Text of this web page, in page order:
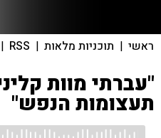
ראשי | תוכניות מלאות |
RSS
|
"עברתי מוות
תעצומות הנפש"